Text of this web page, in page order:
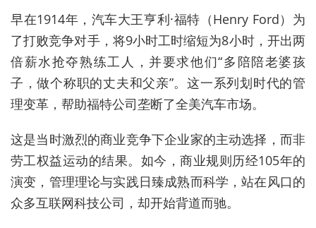
早在1914年，汽车大王亨利·福特（Henry Ford）为
了打败竞争对手，将9小时工时缩短为8小时，开出两
倍薪水抢夺熟练工人，并要求他们“多陪陪老婆孩
子，做个称职的丈夫和父亲”。这一系列划时代的管
理变革，帮助福特公司垄断了全美汽车市场。
这是当时激烈的商业竞争下企业家的主动选择，而非
劳工权益运动的结果。如今，商业规则历经105年的
演变，管理理论与实践日臻成熟而科学，站在风口的
众多互联网科技公司，却开始背道而驰。